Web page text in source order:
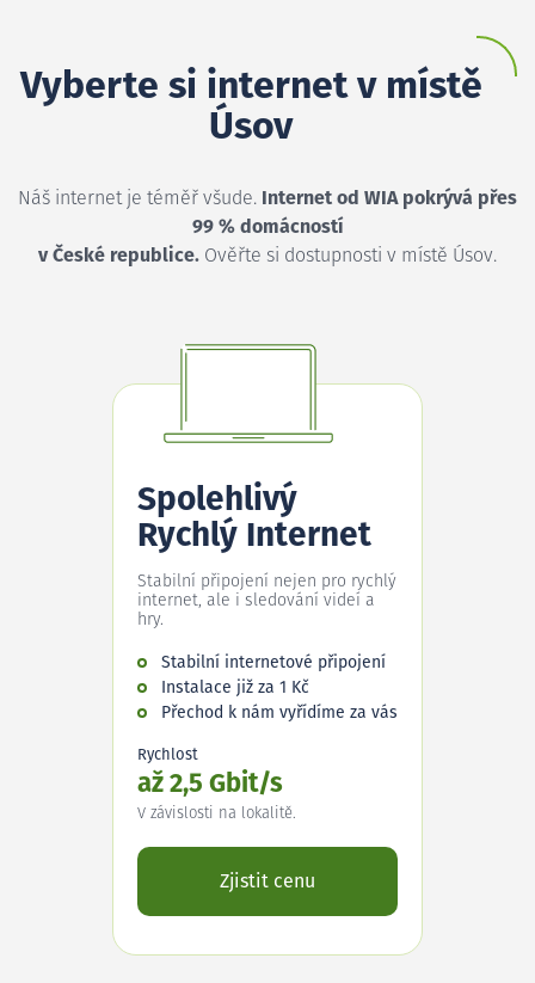
Vyberte si internet v místě
Úsov
Náš internet je téměř všude. Internet od WIA pokrývá přes
99 % domácností
v České republice. Ověřte si dostupnosti v místě Úsov.
Spolehlivý
Rychlý Internet
Stabilní připojení nejen pro rychlý
internet, ale i sledování videí a
hry.
Stabilní internetové připojení
Instalace již za 1 Kč
Přechod k nám vyřídíme za vás
Rychlost
až 2,5 Gbit/s
V závislosti na lokalitě.
Zjistit cenu